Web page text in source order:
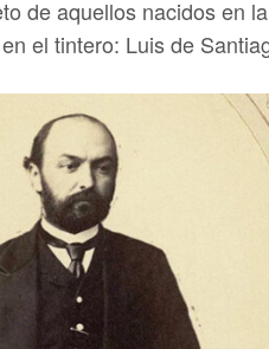
de aquellos nacidos en
el tintero: Luis de